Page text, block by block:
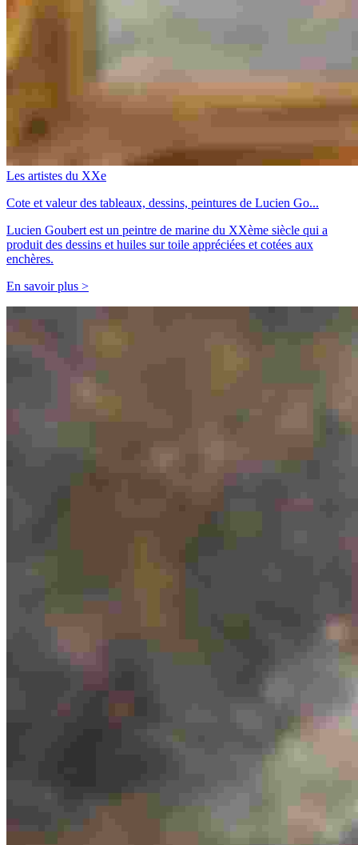
Les artistes du XXe
Cote et valeur des tableaux, dessins, peintures de Lucien Go...
Lucien Goubert est un peintre de marine du XXème siècle qui a
produit des dessins et huiles sur toile appréciées et cotées aux
enchères.
En savoir plus >